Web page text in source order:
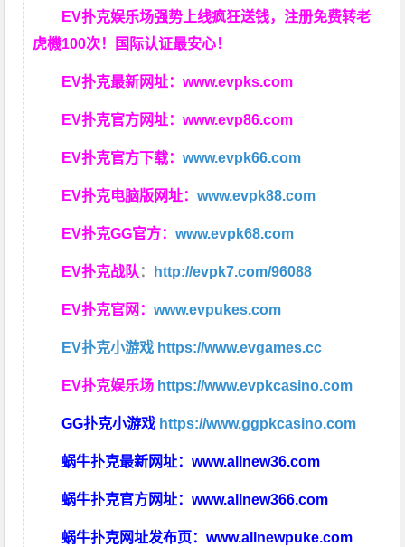
EV扑克娱乐场强势上线疯狂送钱，注册免费转老
虎機100次！国际认证最安心！
EV扑克最新网址：www.evpks.com
EV扑克官方网址：www.evp86.com
EV扑克官方下载：www.evpk66.com
EV扑克电脑版网址：www.evpk88.com
EV扑克GG官方：www.evpk68.com
EV扑克战队 ： http://evpk7.com/96088
EV扑克官网：www.evpukes.com
EV扑克小游戏 https://www.evgames.cc
EV扑克娱乐场 https://www.evpkcasino.com
GG扑克小游戏 https://www.ggpkcasino.com
蜗牛扑克最新网址：www.allnew36.com
蜗牛扑克官方网址：www.allnew366.com
蜗牛扑克网址发布页：www.allnewpuke.com